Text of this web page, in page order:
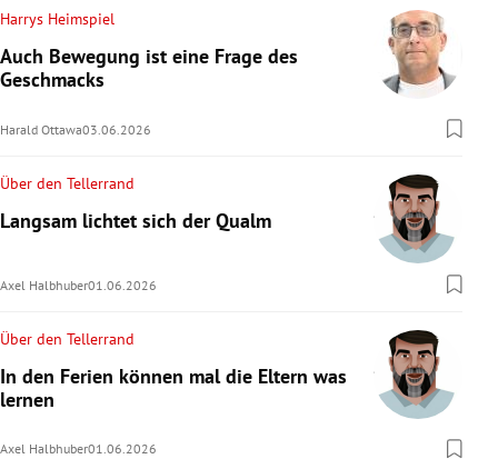
Harrys Heimspiel
Auch Bewegung ist eine Frage des
Geschmacks
Harald Ottawa03.06.2026
Über den Tellerrand
Langsam lichtet sich der Qualm
Axel Halbhuber01.06.2026
Über den Tellerrand
In den Ferien können mal die Eltern was
lernen
Axel Halbhuber01.06.2026